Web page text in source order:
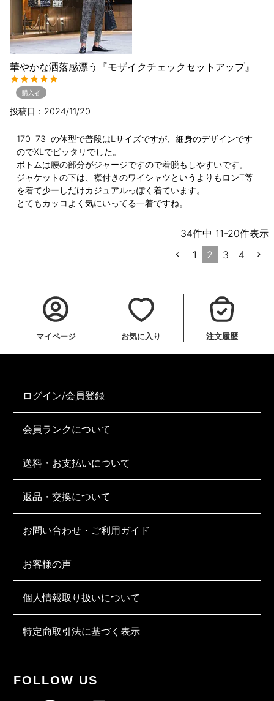
華やかな洒落感漂う『モザイクチェックセットアップ』
購入者
投稿日 2024/11/20
170  73  の体型で普段はLサイズですが、細身のデザインです
のでXLでピッタリでした。
ボトムは腰の部分がジャージですので着脱もしやすいです。
ジャケットの下は、襟付きのワイシャツというよりもロンT等
を着て少ーしだけカジュアルっぽく着ています。
34件中 11-20件表示
1
2 3 4
マイページ お気に入り 注文履歴
ログイン/会員登録
会員ランクについて
送料・お支払いについて
返品・交換について
お問い合わせ・ご利用ガイド
お客様の声
個人情報取り扱いについて
特定商取引法に基づく表示
FOLLOW US